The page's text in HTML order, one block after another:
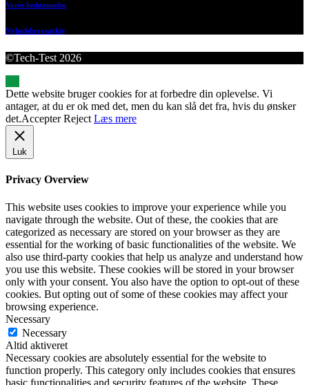
Vores bedømmelse
Nyhedsbrevsarkiv
©Tech-Test 2026
Dette website bruger cookies for at forbedre din oplevelse. Vi
antager, at du er ok med det, men du kan slå det fra, hvis du ønsker
det.Accepter Reject Læs mere
Luk
Privacy Overview
This website uses cookies to improve your experience while you
navigate through the website. Out of these, the cookies that are
categorized as necessary are stored on your browser as they are
essential for the working of basic functionalities of the website. We
also use third-party cookies that help us analyze and understand how
you use this website. These cookies will be stored in your browser
only with your consent. You also have the option to opt-out of these
cookies. But opting out of some of these cookies may affect your
browsing experience.
Necessary
Necessary
Altid aktiveret
Necessary cookies are absolutely essential for the website to
function properly. This category only includes cookies that ensures
basic functionalities and security features of the website. These